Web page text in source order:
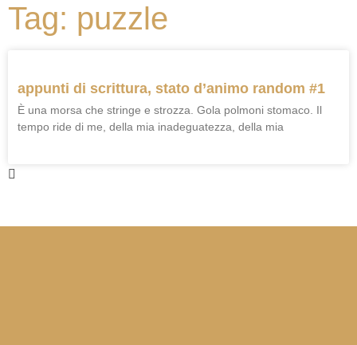
Tag: puzzle
appunti di scrittura, stato d’animo random #1
È una morsa che stringe e strozza. Gola polmoni stomaco. Il
tempo ride di me, della mia inadeguatezza, della mia